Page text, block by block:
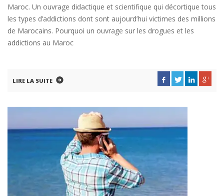
Maroc. Un ouvrage didactique et scientifique qui décortique tous
les types d’addictions dont sont aujourd’hui victimes des millions
de Marocains. Pourquoi un ouvrage sur les drogues et les
addictions au Maroc
LIRE LA SUITE